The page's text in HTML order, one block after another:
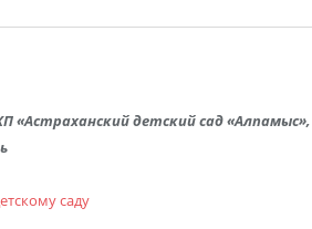
«Астраханский детский сад
саду